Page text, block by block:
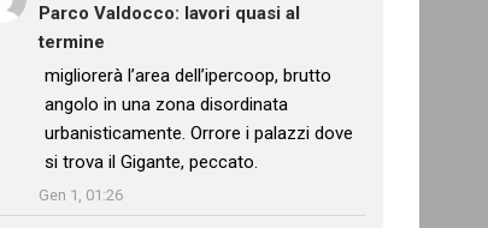
Parco Valdocco: lavori quasi al
termine
: “
migliorerà l’area dell’ipercoop, brutto
angolo in una zona disordinata
urbanisticamente. Orrore i palazzi dove
si trova il Gigante, peccato.
Gen 1, 01:26